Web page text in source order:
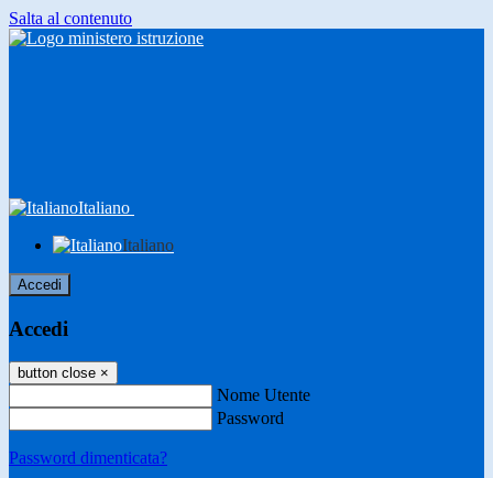
Salta al contenuto
Italiano
Italiano
Accedi
Accedi
button close ×
Nome Utente
Password
Password dimenticata?